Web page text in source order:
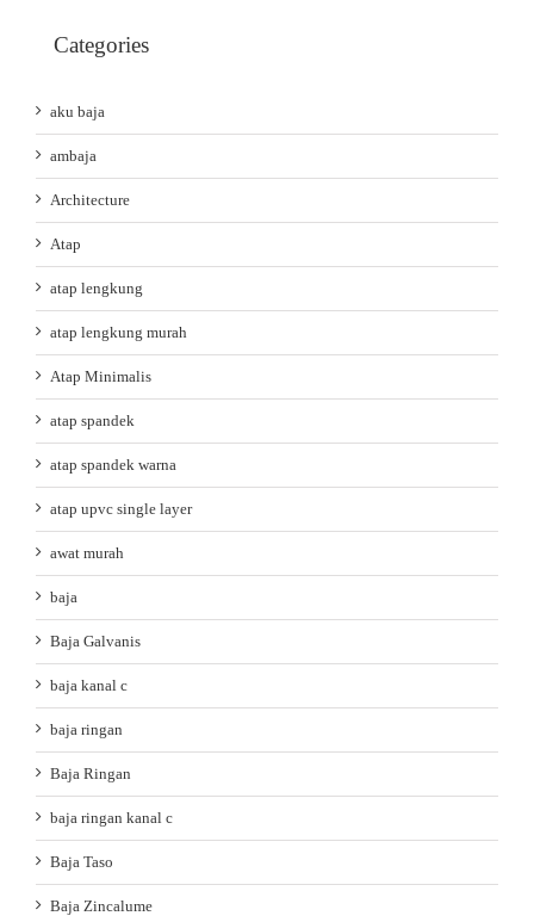
Categories
aku baja
ambaja
Architecture
Atap
atap lengkung
atap lengkung murah
Atap Minimalis
atap spandek
atap spandek warna
atap upvc single layer
awat murah
baja
Baja Galvanis
baja kanal c
baja ringan
Baja Ringan
baja ringan kanal c
Baja Taso
Baja Zincalume